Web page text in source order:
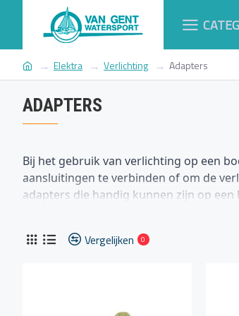
Elektra Verlichting Adapters
ADAPTERS
Bij het gebruik van verlichting op een
aansluitingen te verbinden of om de
adapters die handig kunnen zijn op een
Deze adapter maakt het mogelijk
Afhankelijk van het type verlichting
Vergelijken 0